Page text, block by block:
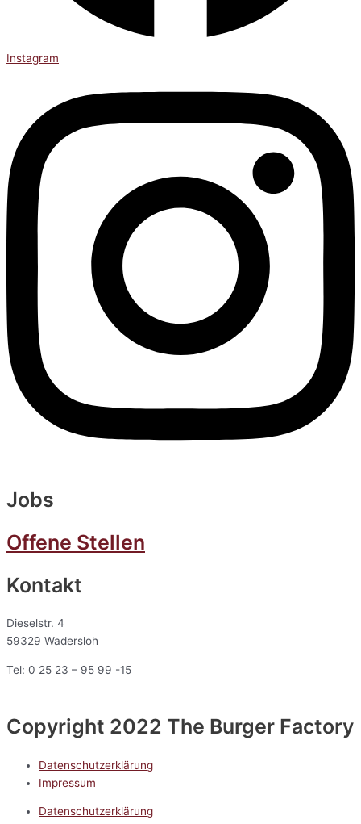
Instagram
Jobs
Offene Stellen
Kontakt
Dieselstr. 4
59329 Wadersloh
Tel: 0 25 23 – 95 99 -15
Copyright 2022 The Burger Factory
Datenschutzerklärung
Impressum
Datenschutzerklärung